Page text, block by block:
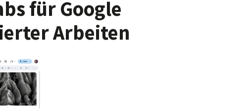
für Google
Arbeiten